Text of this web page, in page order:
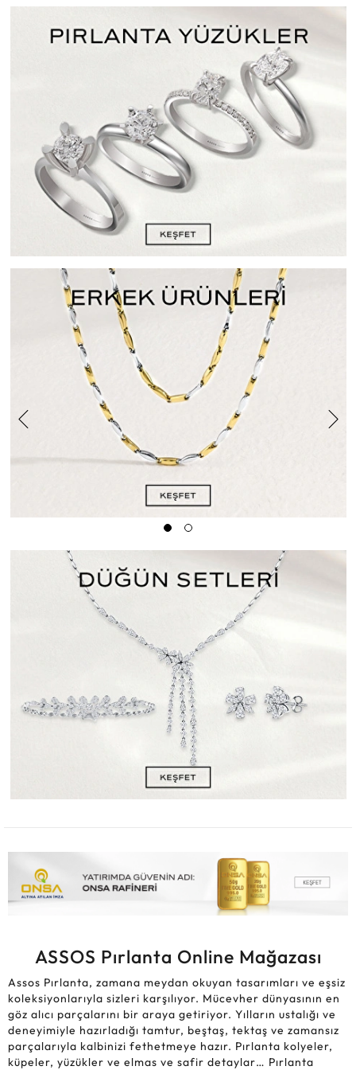
ASSOS Pırlanta Online Mağazası
Assos Pırlanta, zamana meydan okuyan tasarımları ve eşsiz
koleksiyonlarıyla sizleri karşılıyor. Mücevher dünyasının en
göz alıcı parçalarını bir araya getiriyor. Yılların ustalığı ve
deneyimiyle hazırladığı tamtur, beştaş, tektaş ve zamansız
parçalarıyla kalbinizi fethetmeye hazır. Pırlanta kolyeler,
küpeler, yüzükler ve elmas ve safir detaylar… Pırlanta